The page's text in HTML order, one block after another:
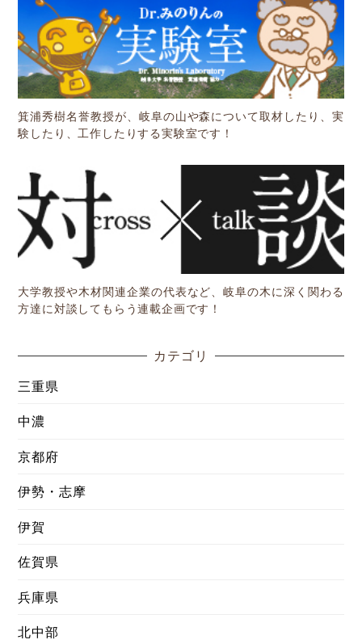
箕浦秀樹名誉教授が、岐阜の山や森について取材したり、実
験したり、工作したりする実験室です！
大学教授や木材関連企業の代表など、岐阜の木に深く関わる
方達に対談してもらう連載企画です！
カテゴリ
三重県
中濃
京都府
伊勢・志摩
伊賀
佐賀県
兵庫県
北中部